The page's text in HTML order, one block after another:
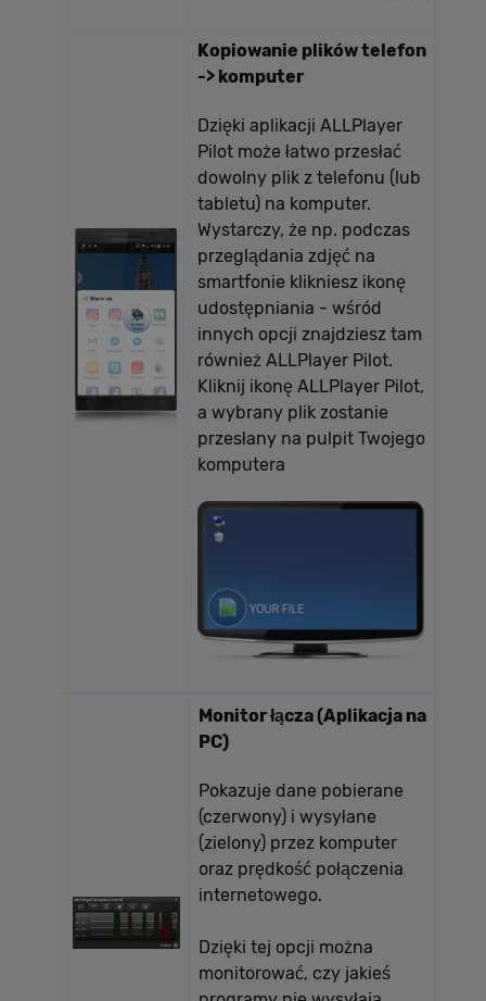
Kopiowanie plików telefon
-> komputer
Dzięki aplikacji ALLPlayer
Pilot może łatwo przesłać
dowolny plik z telefonu (lub
tabletu) na komputer.
Wystarczy, że np. podczas
przeglądania zdjęć na
smartfonie klikniesz ikonę
udostępniania - wśród
innych opcji znajdziesz tam
również ALLPlayer Pilot.
Kliknij ikonę ALLPlayer Pilot,
a wybrany plik zostanie
przesłany na pulpit Twojego
komputera
Monitor łącza (Aplikacja na
PC)
Pokazuje dane pobierane
(czerwony) i wysyłane
(zielony) przez komputer
oraz prędkość połączenia
internetowego.
Dzięki tej opcji można
monitorować, czy jakieś
Polityce
prywatności Google